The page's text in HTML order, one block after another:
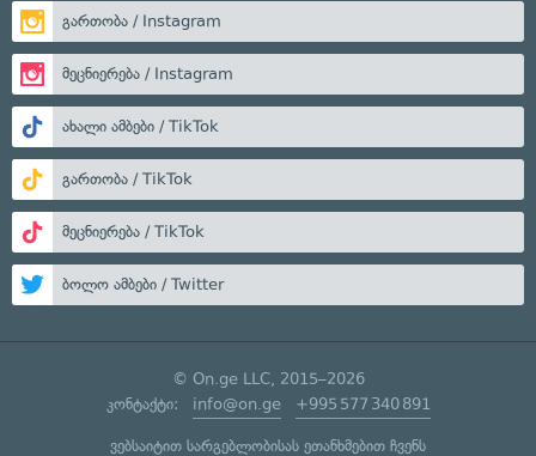
გართობა / Instagram
მეცნიერება / Instagram
ახალი ამბები / TikTok
გართობა / TikTok
მეცნიერება / TikTok
ბოლო ამბები / Twitter
© On.ge LLC, 2015–2026
კონტაქტი: info@on.ge +995 577 340 891
ვებსაიტით სარგებლობისას ეთანხმებით ჩვენს